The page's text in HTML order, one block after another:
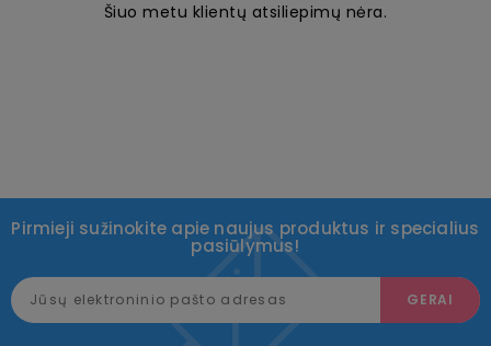
Šiuo metu klientų atsiliepimų nėra.
Pirmieji sužinokite apie naujus produktus ir specialius
pasiūlymus!